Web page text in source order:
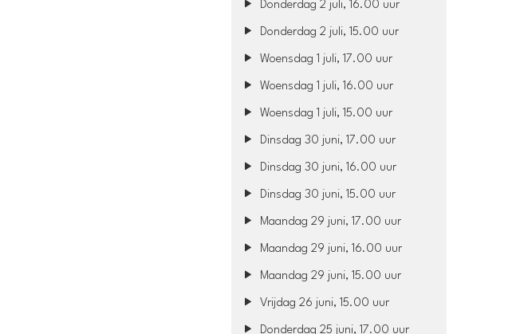
Donderdag 2 juli, 16.00 uur
Donderdag 2 juli, 15.00 uur
Woensdag 1 juli, 17.00 uur
Woensdag 1 juli, 16.00 uur
Woensdag 1 juli, 15.00 uur
Dinsdag 30 juni, 17.00 uur
Dinsdag 30 juni, 16.00 uur
Dinsdag 30 juni, 15.00 uur
Maandag 29 juni, 17.00 uur
Maandag 29 juni, 16.00 uur
Maandag 29 juni, 15.00 uur
Vrijdag 26 juni, 15.00 uur
Donderdag 25 juni, 17.00 uur